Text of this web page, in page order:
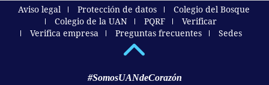
Aviso legal Protección de datos
Colegio del Bosque
Colegio de la UAN
PQRF
Verificar
Verifica empresa
Preguntas frecuentes Sedes
#SomosUANdeCorazón